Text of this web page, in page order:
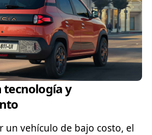
tecnología y
un vehículo de bajo costo, el